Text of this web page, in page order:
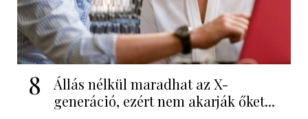
8
Állás nélkül maradhat az X-
generáció, ezért nem akarják őket...